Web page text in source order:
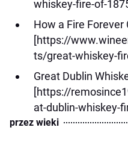
whiskey-fire-of-
How a Fire
[https://
ts/great-whiskey-
Great Dublin
[https://
at-dublin-whiskey-
przez wieki